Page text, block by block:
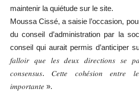
maintenir la quiétude sur le site.
Moussa Cissé, a saisie l’occasion,
du conseil d’administration par la
conseil qui aurait permis d’anticiper
𝑓𝑎𝑙𝑙𝑜𝑖𝑟 𝑞𝑢𝑒 𝑙𝑒𝑠 𝑑𝑒𝑢𝑥 𝑑𝑖𝑟𝑒𝑐𝑡𝑖𝑜𝑛𝑠 𝑠𝑒
𝑐𝑜𝑛𝑠𝑒𝑛𝑠𝑢𝑠. 𝐶𝑒𝑡𝑡𝑒 𝑐𝑜ℎ𝑒́𝑠𝑖𝑜𝑛 𝑒𝑛𝑡𝑟𝑒
𝑖𝑚𝑝𝑜𝑟𝑡𝑎𝑛𝑡𝑒 ».